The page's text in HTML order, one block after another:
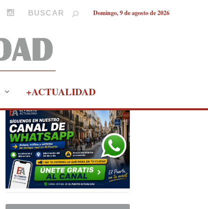
Domingo, 9 de agosto de 2026
+ACTUALIDAD
PUBLICIDAD